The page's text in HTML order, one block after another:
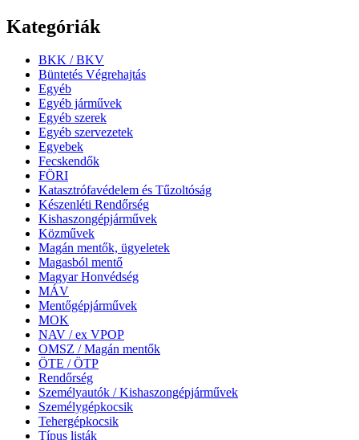
Kategóriák
BKK / BKV
Büntetés Végrehajtás
Egyéb
Egyéb járművek
Egyéb szerek
Egyéb szervezetek
Egyebek
Fecskendők
FÖRI
Katasztrófavédelem és Tűzoltóság
Készenléti Rendőrség
Kishaszongépjárművek
Közművek
Magán mentők, ügyeletek
Magasból mentő
Magyar Honvédség
MÁV
Mentőgépjárművek
MOK
NAV / ex VPOP
OMSZ / Magán mentők
ÖTE / ÖTP
Rendőrség
Személyautók / Kishaszongépjárművek
Személygépkocsik
Tehergépkocsik
Típus listák